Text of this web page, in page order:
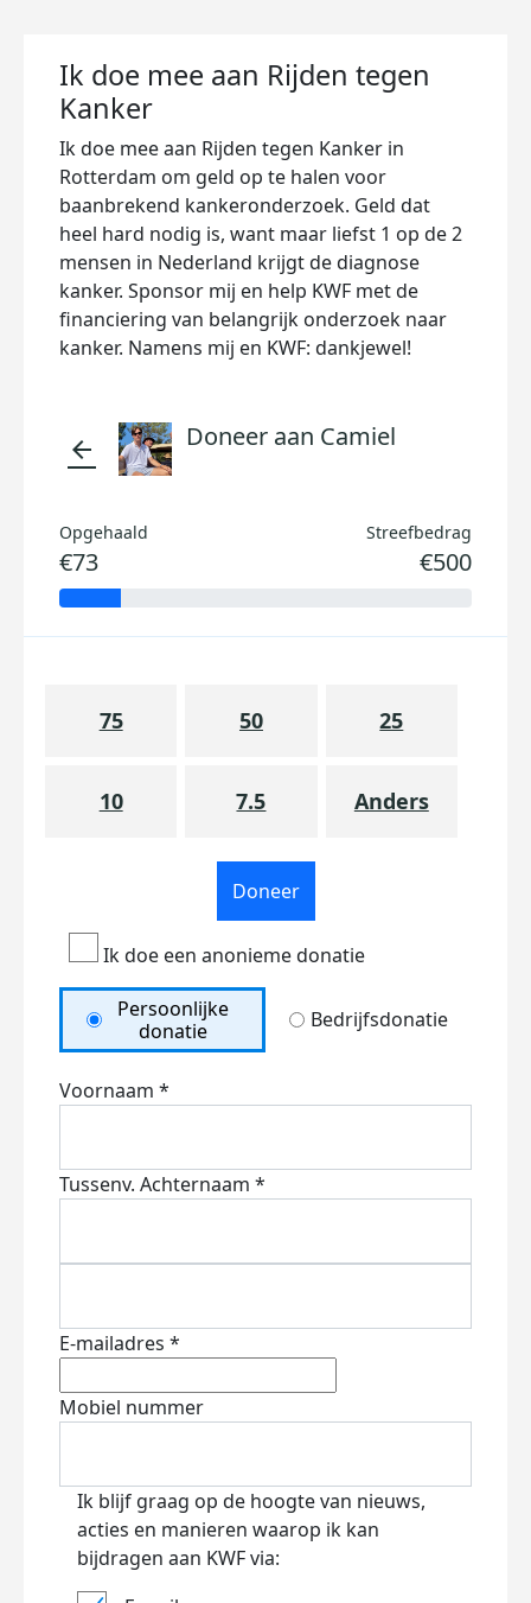
Ik doe mee aan Rijden tegen
Kanker
Ik doe mee aan Rijden tegen Kanker in
Rotterdam om geld op te halen voor
baanbrekend kankeronderzoek. Geld dat
heel hard nodig is, want maar liefst 1 op de 2
mensen in Nederland krijgt de diagnose
kanker. Sponsor mij en help KWF met de
financiering van belangrijk onderzoek naar
kanker. Namens mij en KWF: dankjewel!
arrow_back Doneer aan Camiel
Opgehaald
€73
Streefbedrag
€500
75 50 25
10 7.5 Anders
Doneer
Ik doe een anonieme donatie
Persoonlijke
donatie
Bedrijfsdonatie
Voornaam *
Tussenv. Achternaam *
E-mailadres *
Mobiel nummer
Ik blijf graag op de hoogte van nieuws,
acties en manieren waarop ik kan
bijdragen aan KWF via: